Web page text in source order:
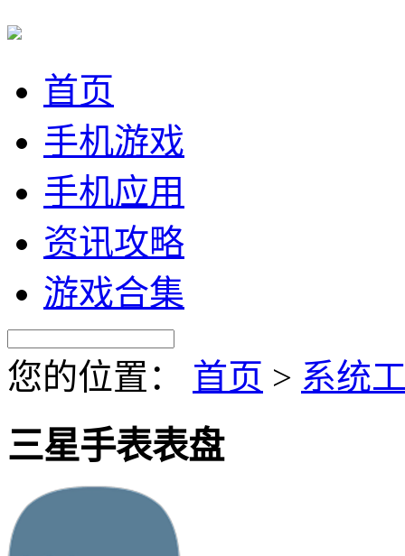
首页
手机游戏
手机应用
资讯攻略
游戏合集
您的位置： 首页 > 系统
三星手表表盘